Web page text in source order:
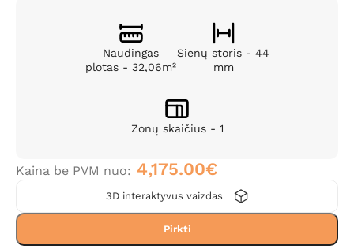
Naudingas
plotas - 32,06m²
Sienų storis - 44
mm
Zonų skaičius - 1
Kaina be PVM nuo: 4,175.00€
Pirkti
3D interaktyvus vaizdas